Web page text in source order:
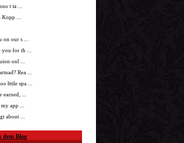
t ta ...
...
our s ...
for th ...
onl ...
Rea ...
lttile spa ...
earned, ...
app ...
about ...
dem Blog